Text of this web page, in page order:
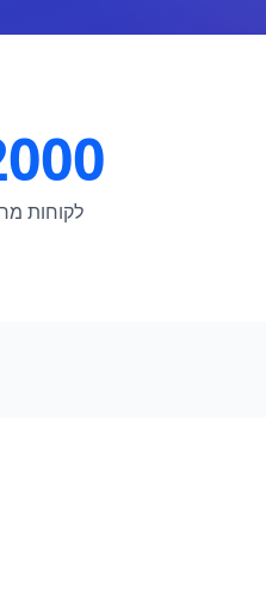
לקוחות